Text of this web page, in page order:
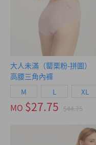
大人未滿（罌栗粉-拼圖）
高腰三角內褲
M L XL
MO $27.75 $44.75